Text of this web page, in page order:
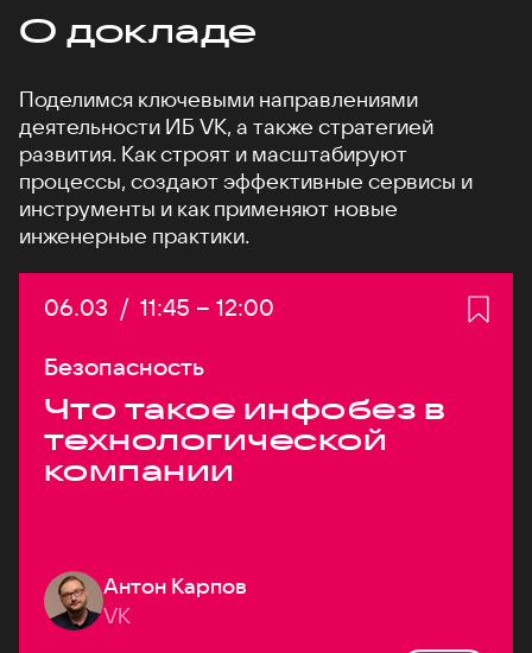
О докладе
Поделимся ключевыми направлениями
деятельности ИБ VK, а также стратегией
развития. Как строят и масштабируют
процессы, создают эффективные сервисы и
инструменты и как применяют новые
инженерные практики.
Дата:
06.03 / Начало:
11:45 – Конец:
12:00
Безопасность
Что такое инфобез в
технологической
компании
Антон Карпов
VK